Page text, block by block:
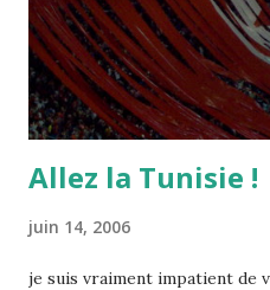
Allez la Tunisie !
juin 14, 2006
je suis vraiment impatient de